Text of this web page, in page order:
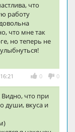
что
работу
что мне так
но теперь не
0 0
что при
души, вкуса и